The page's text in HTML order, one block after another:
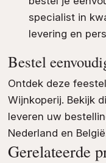
specialist in
levering en
Bestel
Ontdek deze
Wijnkoperij. Bekijk
leveren uw
Nederland en
Gerelateerde